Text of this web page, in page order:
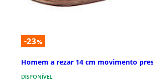
-23%
Homem a rezar 14 cm movimento
DISPONÍVEL